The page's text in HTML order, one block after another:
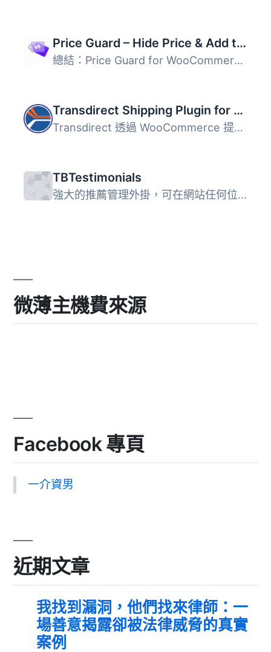
Price Guard – Hide Price & Add to Cart for WooCommerce
總結：Price Guard for WooCommerce 是一款讓商店擁有者隱藏...
Transdirect Shipping Plugin for Woocommerce
Transdirect 透過 WooCommerce 提供的 WooCoomerce 運送外掛...
TBTestimonials
強大的推薦管理外掛，可在網站任何位置創建和使用自訂輸出模...
微薄主機費來源
Facebook 專頁
一介資男
近期文章
我找到漏洞，他們找來律師：一
場善意揭露卻被法律威脅的真實
案例